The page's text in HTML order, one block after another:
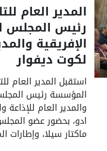
المدير العام
رئيس المجلس
الإفريقية
لكوت ديفوار
استقبل المدير العام
المؤسسة رئيس المجلس
والمدير العام
ادو، بحضور عضو
ماكتار سيلا،